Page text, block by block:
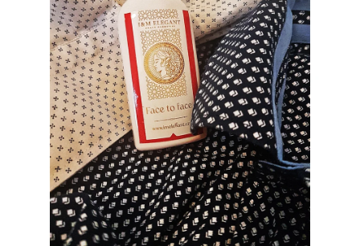
hvězdiček.